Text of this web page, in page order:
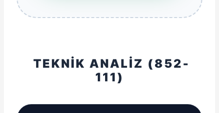
TEKNİK ANALİZ (852-
111)